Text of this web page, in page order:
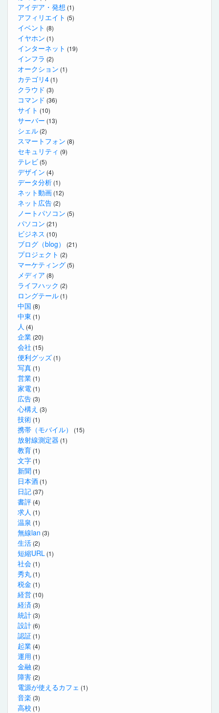
アイデア・発想 (1)
アフィリエイト (5)
イベント (8)
イヤホン (1)
インターネット (19)
インフラ (2)
オークション (1)
カテゴリ4 (1)
クラウド (3)
コマンド (36)
サイト (10)
サーバー (13)
シェル (2)
スマートフォン (8)
セキュリティ (9)
テレビ (5)
デザイン (4)
データ分析 (1)
ネット動画 (12)
ネット広告 (2)
ノートパソコン (5)
パソコン (21)
ビジネス (10)
ブログ（blog） (21)
プロジェクト (2)
マーケティング (5)
メディア (8)
ライフハック (2)
ロングテール (1)
中国 (8)
中東 (1)
人 (4)
企業 (20)
会社 (15)
便利グッズ (1)
写真 (1)
営業 (1)
家電 (1)
広告 (3)
心構え (3)
技術 (1)
携帯（モバイル） (15)
放射線測定器 (1)
教育 (1)
文字 (1)
新聞 (1)
日本酒 (1)
日記 (37)
書評 (4)
求人 (1)
温泉 (1)
無線lan (3)
生活 (2)
短縮URL (1)
社会 (1)
秀丸 (1)
税金 (1)
経営 (10)
経済 (3)
統計 (3)
設計 (6)
認証 (1)
起業 (4)
運用 (1)
金融 (2)
障害 (2)
電源が使えるカフェ (1)
音楽 (3)
高校 (1)